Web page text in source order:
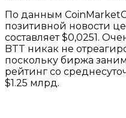
По данным
позитивной новости
составляет $0,0251.
BTT никак не
поскольку биржа
рейтинг со
$1.25 млрд.